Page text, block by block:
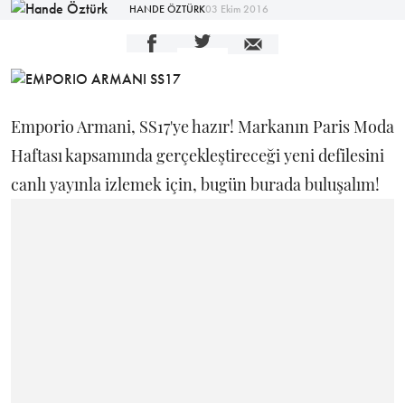
HANDE ÖZTÜRK03 Ekim 2016
Emporio Armani, SS17'ye hazır! Markanın Paris Moda
Haftası kapsamında gerçekleştireceği yeni defilesini
canlı yayınla izlemek için, bugün burada buluşalım!